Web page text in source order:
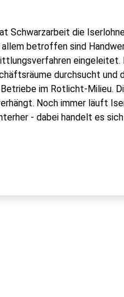
Schwarzarbeit die
betroffen sind
eingeleitet.
durchsucht
im Rotlicht-Milieu.
Noch immer läuft
- dabei handelt es